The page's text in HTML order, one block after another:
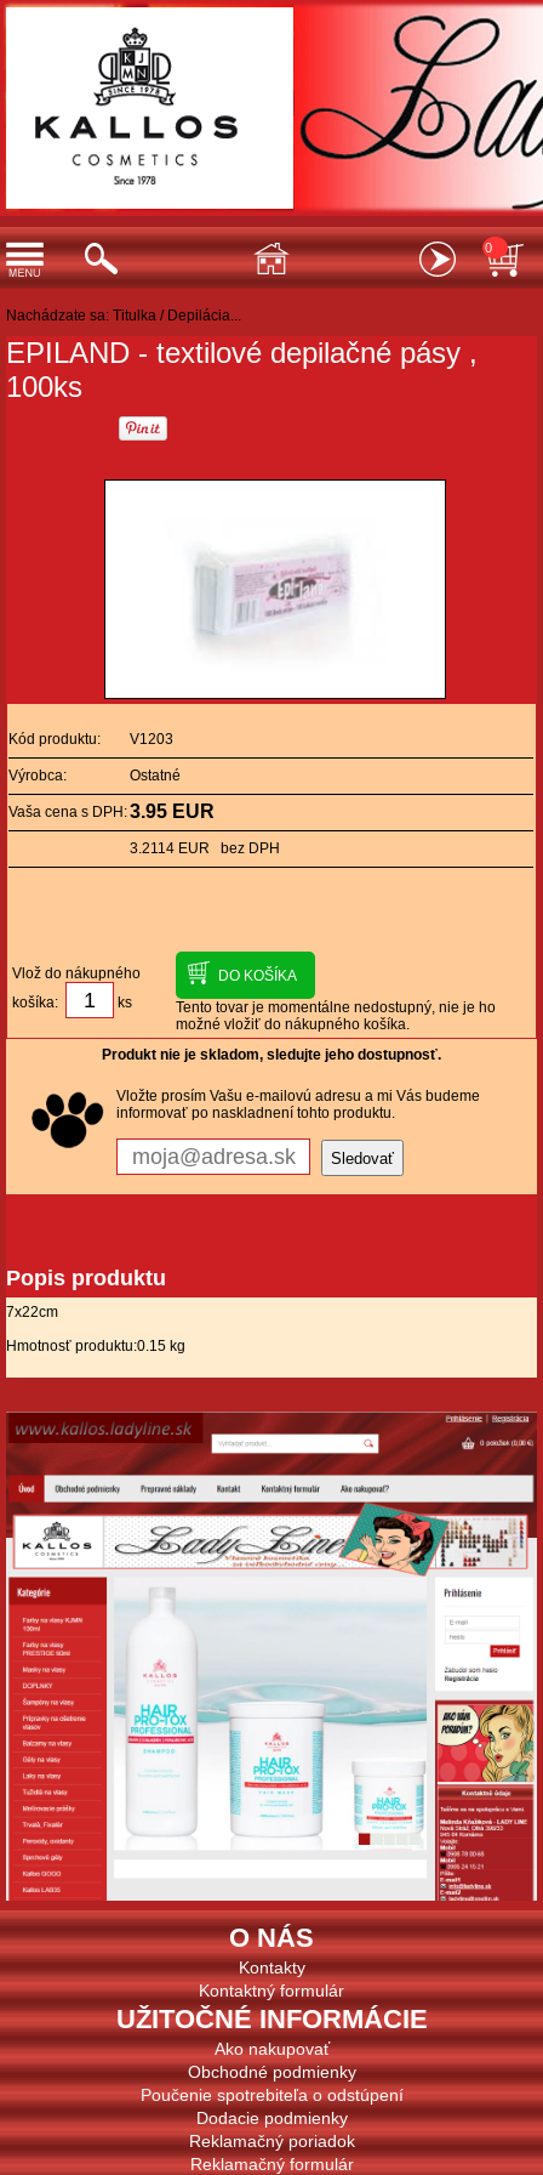
0
Nachádzate sa: Titulka / Depilácia...
EPILAND - textilové depilačné pásy ,
100ks
Kód produktu: V1203
Výrobca: Ostatné
Vaša cena s DPH:3.95 EUR
3.2114 EUR bez DPH
Vlož do nákupného
košíka:
ks
Tento tovar je momentálne nedostupný, nie je ho
možné vložiť do nákupného košíka.
Produkt nie je skladom, sledujte jeho dostupnosť.
Vložte prosím Vašu e-mailovú adresu a mi Vás budeme
informovať po naskladnení tohto produktu.
Popis produktu
7x22cm
Hmotnosť produktu:0.15 kg
O NÁS
Kontakty
Kontaktný formulár
UŽITOČNÉ INFORMÁCIE
Ako nakupovať
Obchodné podmienky
Poučenie spotrebiteľa o odstúpení
Dodacie podmienky
Reklamačný poriadok
Reklamačný formulár